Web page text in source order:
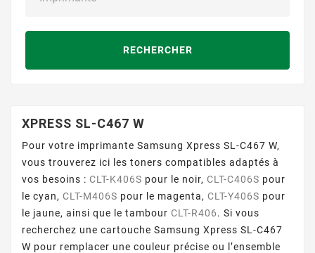
RECHERCHER
XPRESS SL-C467 W
Pour votre imprimante Samsung Xpress SL-C467 W,
vous trouverez ici les toners compatibles adaptés à
vos besoins : CLT-K406S pour le noir, CLT-C406S pour
le cyan, CLT-M406S pour le magenta, CLT-Y406S pour
le jaune, ainsi que le tambour CLT-R406. Si vous
recherchez une cartouche Samsung Xpress SL-C467
W pour remplacer une couleur précise ou l’ensemble